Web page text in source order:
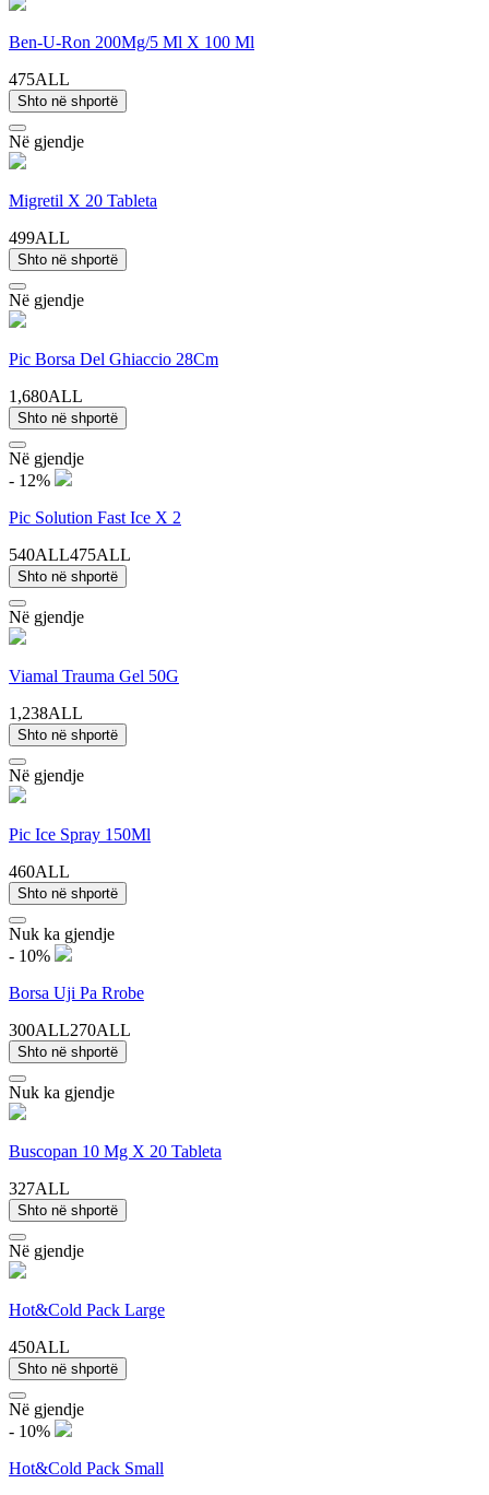
Ben-U-Ron 200Mg/5 Ml X 100 Ml
475ALL
Shto në shportë
Në gjendje
Migretil X 20 Tableta
499ALL
Shto në shportë
Në gjendje
Pic Borsa Del Ghiaccio 28Cm
1,680ALL
Shto në shportë
Në gjendje
- 12%
Pic Solution Fast Ice X 2
540ALL475ALL
Shto në shportë
Në gjendje
Viamal Trauma Gel 50G
1,238ALL
Shto në shportë
Në gjendje
Pic Ice Spray 150Ml
460ALL
Shto në shportë
Nuk ka gjendje
- 10%
Borsa Uji Pa Rrobe
300ALL270ALL
Shto në shportë
Nuk ka gjendje
Buscopan 10 Mg X 20 Tableta
327ALL
Shto në shportë
Në gjendje
Hot&Cold Pack Large
450ALL
Shto në shportë
Në gjendje
- 10%
Hot&Cold Pack Small